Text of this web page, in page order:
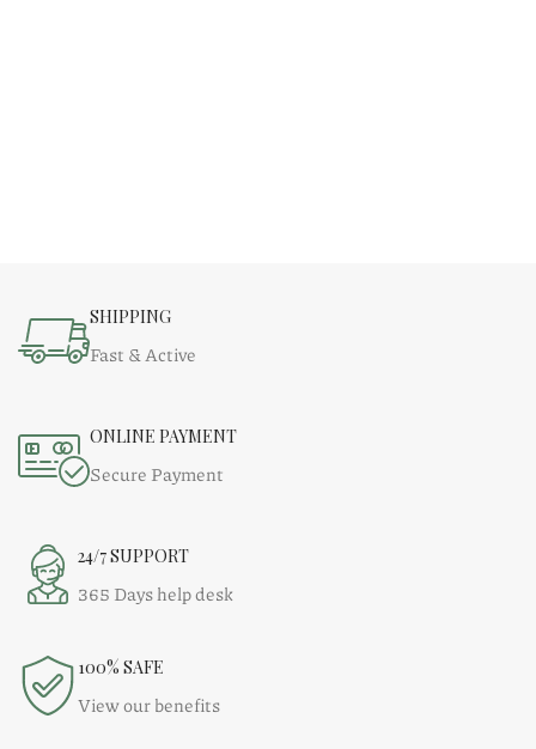
SHIPPING
Fast & Active
ONLINE PAYMENT
Secure Payment
24/7 SUPPORT
365 Days help desk
100% SAFE
View our benefits